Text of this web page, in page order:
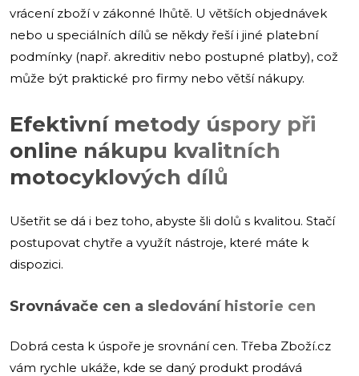
vrácení zboží v zákonné lhůtě. U větších objednávek
nebo u speciálních dílů se někdy řeší i jiné platební
podmínky (např. akreditiv nebo postupné platby), což
může být praktické pro firmy nebo větší nákupy.
Efektivní metody úspory při
online nákupu kvalitních
motocyklových dílů
Ušetřit se dá i bez toho, abyste šli dolů s kvalitou. Stačí
postupovat chytře a využít nástroje, které máte k
dispozici.
Srovnávače cen a sledování historie cen
Dobrá cesta k úspoře je srovnání cen. Třeba Zboží.cz
vám rychle ukáže, kde se daný produkt prodává